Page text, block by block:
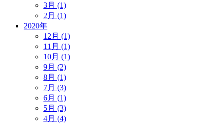
3月 (1)
2月 (1)
2020年
12月 (1)
11月 (1)
10月 (1)
9月 (2)
8月 (1)
7月 (3)
6月 (1)
5月 (3)
4月 (4)